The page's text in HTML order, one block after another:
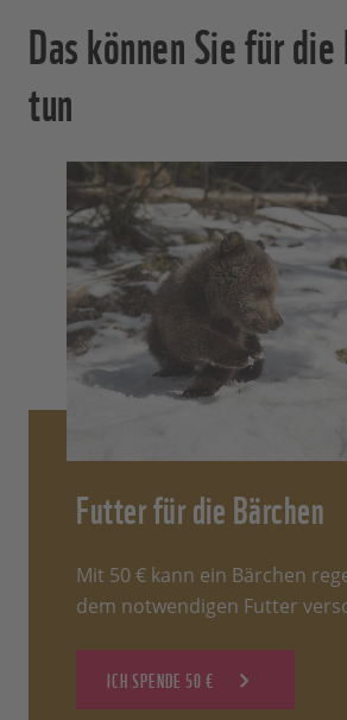
Das können Sie für
tun
Futter für die Bärchen
Mit 50 € kann ein Bärchen
dem notwendigen Futter
ICH SPENDE 50 €